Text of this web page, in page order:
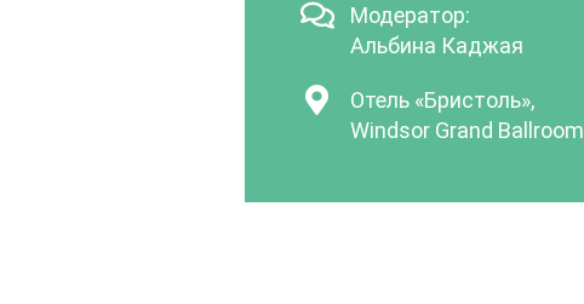
Модератор:
Альбина Каджая
Отель «Бристоль»,
Windsor Grand Ballroom